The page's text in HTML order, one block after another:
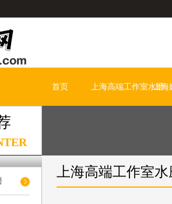
首页 上海高端工作室水磨
上海
上海高端工作室